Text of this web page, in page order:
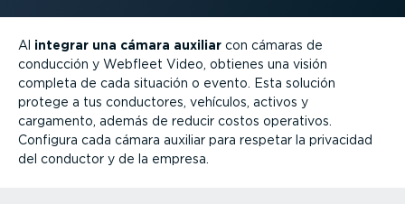
Al integrar una cámara auxiliar con cámaras de
conducción y Webfleet Video, obtienes una visión
completa de cada situación o evento. Esta solución
protege a tus conductores, vehículos, activos y
cargamento, además de reducir costos operativos.
Configura cada cámara auxiliar para respetar la privacidad
del conductor y de la empresa.